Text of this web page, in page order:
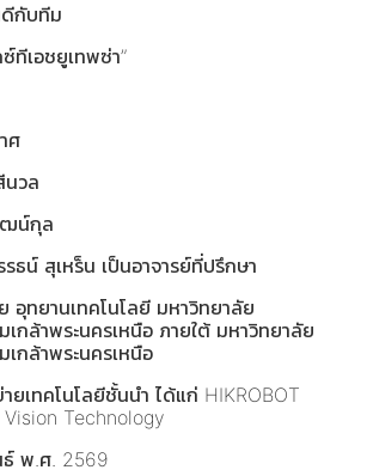
กับทีม
ทีเอชยูเทพซ่า”
ศ
นวล
น์กุล
รธน์ สุเหร็น เป็นอาจารย์ที่ปรึกษา
อุทยานเทคโนโลยี มหาวิทยาลัย
เกล้าพระนครเหนือ ภายใต้ มหาวิทยาลัย
เกล้าพระนครเหนือ
ยเทคโนโลยีชั้นนำ ได้แก่ HIKROBOT
Vision Technology
พ.ศ. 2569